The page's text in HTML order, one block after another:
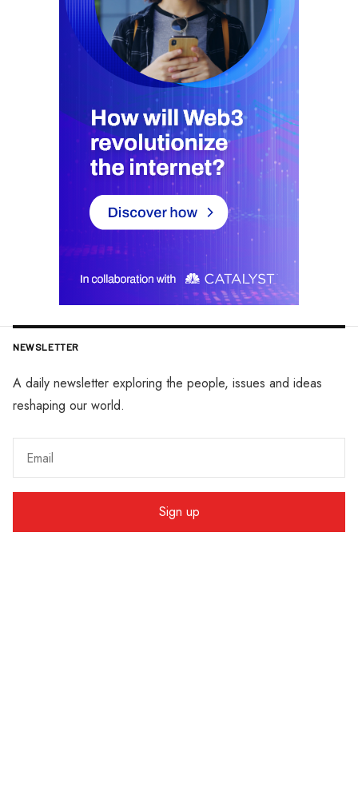
NEWSLETTER
A daily newsletter exploring the people, issues and ideas
reshaping our world.